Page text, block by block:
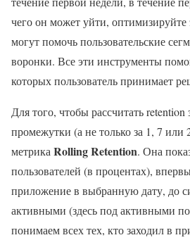
чего он может уйти, оптимизируйте
могут помочь пользовательские
воронки. Все эти инструменты
которых пользователь принимает
Для того, чтобы рассчитать
промежутки (а не только за 1, 7 или
метрика Rolling Retention. Она
пользователей (в процентах),
приложение в выбранную дату, до
активными (здесь под активными
понимаем всех тех, кто заходил в